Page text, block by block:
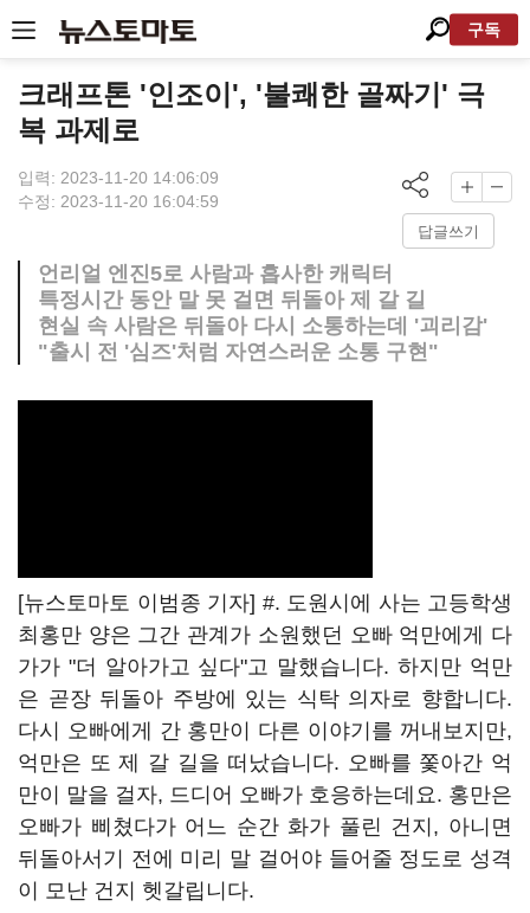
구독
크래프톤 '인조이', '불쾌한 골짜기' 극
복 과제로
입력: 2023-11-20 14:06:09
수정: 2023-11-20 16:04:59
답글쓰기
언리얼 엔진5로 사람과 흡사한 캐릭터
특정시간 동안 말 못 걸면 뒤돌아 제 갈 길
현실 속 사람은 뒤돌아 다시 소통하는데 '괴리감'
"출시 전 '심즈'처럼 자연스러운 소통 구현"
[뉴스토마토 이범종 기자] #. 도원시에 사는 고등학생
최홍만 양은 그간 관계가 소원했던 오빠 억만에게 다
가가 "더 알아가고 싶다"고 말했습니다. 하지만 억만
은 곧장 뒤돌아 주방에 있는 식탁 의자로 향합니다.
다시 오빠에게 간 홍만이 다른 이야기를 꺼내보지만,
억만은 또 제 갈 길을 떠났습니다. 오빠를 쫓아간 억
만이 말을 걸자, 드디어 오빠가 호응하는데요. 홍만은
오빠가 삐쳤다가 어느 순간 화가 풀린 건지, 아니면
뒤돌아서기 전에 미리 말 걸어야 들어줄 정도로 성격
이 모난 건지 헷갈립니다.